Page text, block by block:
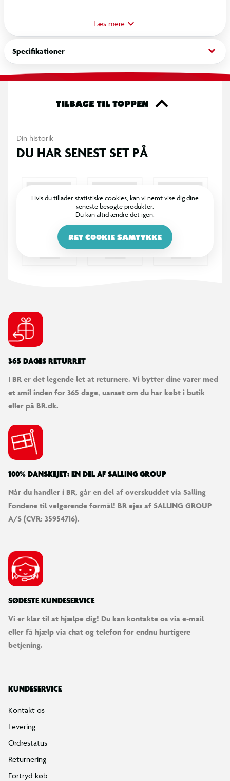
åbne, tømme og starte forfra. Et trygt og motorik-udviklende
legetøj, der styrker nysgerrighed, koordination og tidlig
forståelse for årsag og virkning. Perfekt til små hænder – og
store smil!
Læs mere
Specifikationer keyboard_arrow_down
TILBAGE TIL TOPPEN
Din historik
DU HAR SENEST SET PÅ
Hvis du tillader statistiske cookies, kan vi nemt vise dig dine
seneste besøgte produkter.
Du kan altid ændre det igen.
RET COOKIE SAMTYKKE
365 DAGES RETURRET
I BR er det legende let at returnere. Vi bytter dine varer med
et smil inden for 365 dage, uanset om du har købt i butik
eller på BR.dk.
100% DANSKEJET: EN DEL AF SALLING GROUP
Når du handler i BR, går en del af overskuddet via Salling
Fondene til velgørende formål! BR ejes af SALLING GROUP
A/S (CVR: 35954716).
SØDESTE KUNDESERVICE
Vi er klar til at hjælpe dig! Du kan kontakte os via e-mail
eller få hjælp via chat og telefon for endnu hurtigere
betjening.
KUNDESERVICE
Kontakt os
Levering
Ordrestatus
Returnering
Fortryd køb